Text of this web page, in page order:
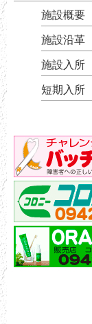
施設概要
施設沿革
施設入所
短期入所